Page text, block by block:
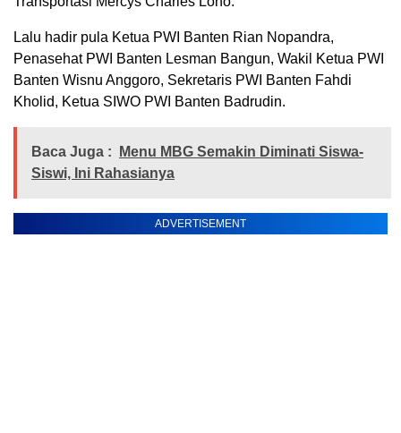
Lalu hadir pula Ketua PWI Banten Rian Nopandra,
Penasehat PWI Banten Lesman Bangun, Wakil Ketua PWI
Banten Wisnu Anggoro, Sekretaris PWI Banten Fahdi
Kholid, Ketua SIWO PWI Banten Badrudin.
Baca Juga :
Menu MBG Semakin Diminati Siswa-
Siswi, Ini Rahasianya
ADVERTISEMENT